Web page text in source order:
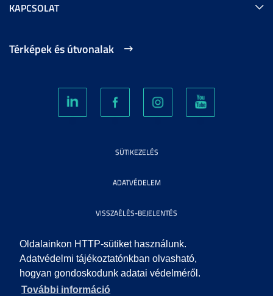
Oldalainkon HTTP-sütiket használunk.
Adatvédelmi tájékoztatónkban olvasható,
hogyan gondoskodunk adatai védelméről.
További információ
KAPCSOLAT
Térképek és útvonalak
SÜTIKEZELÉS
ADATVÉDELEM
VISSZAÉLÉS-BEJELENTÉS
KÖZÉRDEKŰ ADATOK
IMPRESSZUM